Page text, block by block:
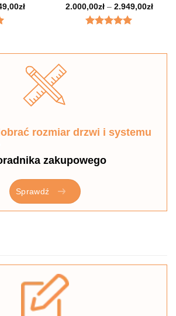
zł
2.000,00zł– 2.949,00zł
rozmiar drzwi i systemu
zakupowego
Sprawdź